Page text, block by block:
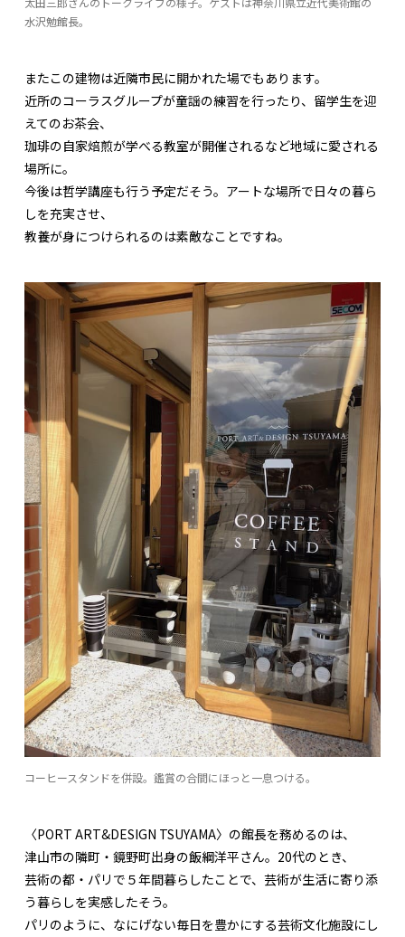
水沢勉館長。
またこの建物は近隣市民に開かれた場でもあります。
近所のコーラスグループが童謡の練習を行ったり、留学生を迎
えてのお茶会、
珈琲の自家焙煎が学べる教室が開催されるなど地域に愛される
場所に。
今後は哲学講座も行う予定だそう。アートな場所で日々の暮ら
しを充実させ、
教養が身につけられるのは素敵なことですね。
コーヒースタンドを併設。鑑賞の合間にほっと一息つける。
〈PORT ART&DESIGN TSUYAMA〉の館長を務めるのは、
津山市の隣町・鏡野町出身の飯綱洋平さん。20代のとき、
芸術の都・パリで５年間暮らしたことで、芸術が生活に寄り添
う暮らしを実感したそう。
パリのように、なにげない毎日を豊かにする芸術文化施設にし